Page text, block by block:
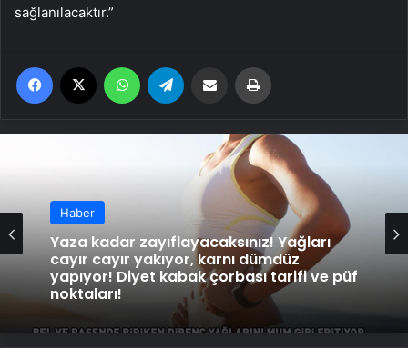
sağlanılacaktır.”
Facebook WhatsApp Email'den paylaş
Haber
Sağlık Eş Anlamlısı Nedir? Sağlık
Kelimesinin Eş Anlamlıları Nelerdir?